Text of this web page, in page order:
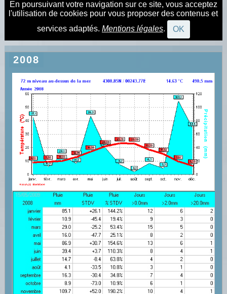
En poursuivant votre navigation sur ce site, vous acceptez
l'utilisation de cookies pour vous proposer des contenus et
services adaptés. Mentions légales. OK
2008